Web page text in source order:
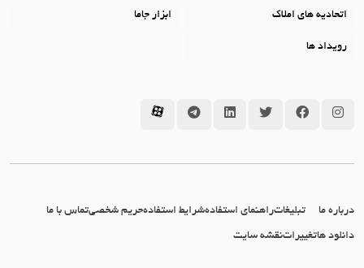
اتحادیه های املاک ابزار جاما
رویداد ها
سامانه جاما در اینستاگرام
سامانه جاما در فیسبوک
سامانه جاما در توئیتر
سامانه جاما در لینکداین
سامانه جاما در تلگرام
سامانه جاما در آپارات
درباره ما تبلیغاتراهنمای استفادهشرایط استفادهحریم شخصیتماس با ما
دانلود هاتغییراتنقشه سایت